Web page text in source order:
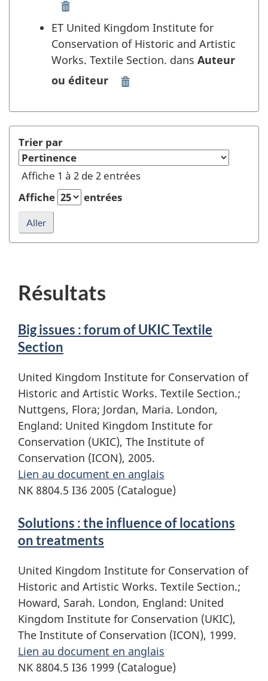
Sujet
et
rafraîchir
recherche
=
Anglais"
dans
Langue
recherche
ET United Kingdom Institute for
Conservation of Historic and Artistic
Works. Textile Section. dans Auteur
ou éditeur
Kingdom
Institute
Conservation
of
Historic
Section."
rafraîchir
Trier par
Affiche 1 à 2 de 2 entrées
Affiche
entrées
Résultats
Big issues : forum of UKIC Textile
Section
United Kingdom Institute for Conservation of
Historic and Artistic Works. Textile Section.;
Nuttgens, Flora; Jordan, Maria. London,
England: United Kingdom Institute for
Conservation (UKIC), The Institute of
Conservation (ICON), 2005.
Lien au document en anglais
NK 8804.5 I36 2005 (Catalogue)
Solutions : the influence of locations
on treatments
United Kingdom Institute for Conservation of
Historic and Artistic Works. Textile Section.;
Howard, Sarah. London, England: United
Kingdom Institute for Conservation (UKIC),
The Institute of Conservation (ICON), 1999.
Lien au document en anglais
NK 8804.5 I36 1999 (Catalogue)